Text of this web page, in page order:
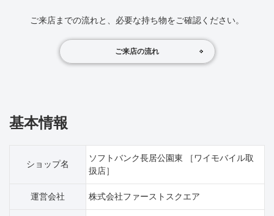
ご来店までの流れと、必要な持ち物をご確認ください。
ご来店の流れ
基本情報
ショップ名
ソフトバンク長居公園東 ［ワイモバイル取
扱店］
運営会社 株式会社ファーストスクエア